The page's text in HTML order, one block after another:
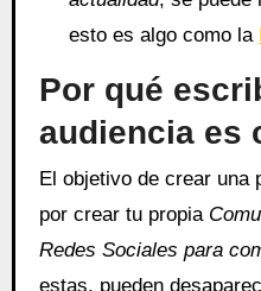
esto es algo como la
Por qué
audiencia es
El objetivo de crear una
por crear tu propia
Redes Sociales para
estas, pueden